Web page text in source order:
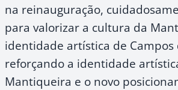
na reinauguração,
para valorizar a cultura da
identidade artística de Campos
reforçando a identidade
Mantiqueira e o novo